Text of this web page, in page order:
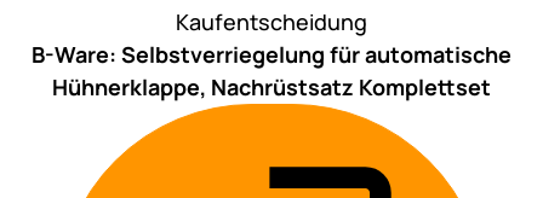
Kaufentscheidung
B-Ware: Selbstverriegelung für automatische
Hühnerklappe, Nachrüstsatz Komplettset